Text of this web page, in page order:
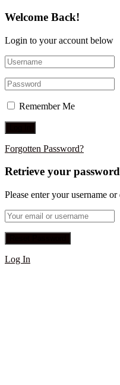
Welcome Back!
Login to your account below
Remember Me
Forgotten Password?
Retrieve your password
Please enter your username
Log In